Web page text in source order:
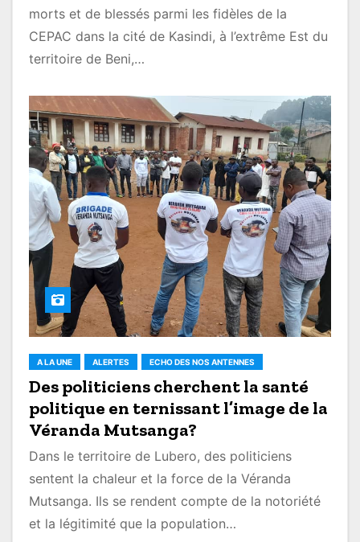
morts et de blessés parmi les fidèles de la
CEPAC dans la cité de Kasindi, à l’extrême Est du
territoire de Beni,…
A LA UNE ALERTES ECHO DES NOS ANTENNES
Des politiciens cherchent la santé
politique en ternissant l’image de la
Véranda Mutsanga?
Dans le territoire de Lubero, des politiciens
sentent la chaleur et la force de la Véranda
Mutsanga. Ils se rendent compte de la notoriété
et la légitimité que la population…